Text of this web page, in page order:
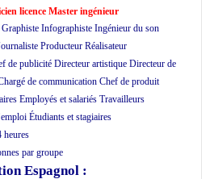
licence Master ingénieur
Infographiste Ingénieur du son
Producteur Réalisateur
de publicité Directeur artistique Directeur de
de communication Chef de produit
Employés et salariés Travailleurs
Étudiants et stagiaires
heures
par groupe
Espagnol :